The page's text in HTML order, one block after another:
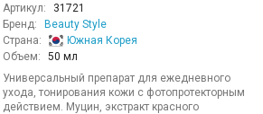
Артикул:
31721
Бренд:
Beauty Style
Страна:
Южная Корея
Объем:
50 мл
Универсальный препарат для ежедневного
ухода, тонирования кожи с фотопротекторным
действием. Муцин, экстракт красного